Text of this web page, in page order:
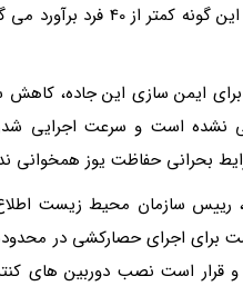
و با توجه به اینکه
ایمن سازی این جاده،
نشده است و سرعت اجرایی
بحرانی حفاظت یوز همخوانی
اجرای حصارکشی در محدوده
است نصب دوربین های